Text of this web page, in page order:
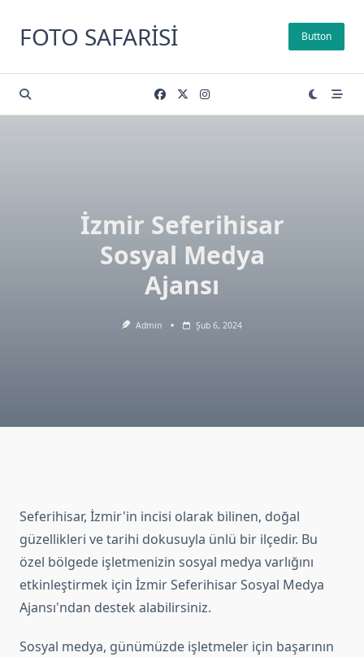
content
FOTO SAFARISI Button
İzmir Seferihisar
Sosyal Medya
Ajansı
Admin Şub 6, 2024
Seferihisar, İzmir'in incisi olarak bilinen, doğal
güzellikleri ve tarihi dokusuyla ünlü bir ilçedir. Bu
özel bölgede işletmenizin sosyal medya varlığını
etkinleştirmek için İzmir Seferihisar Sosyal Medya
Ajansı'ndan destek alabilirsiniz.
Sosyal medya, günümüzde işletmeler için başarının